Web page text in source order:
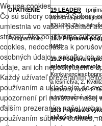
OPATRENIE 19 LEADER
ktoré má právnu
83/1990 Zb. o
Podopatrenie: 19.1 Prípravná
MAS
19.2 Podpora
miestneho
a lesníctva; 2.
cestovný ruch; 4.
a informačné akcie
19.3 Príprava a
akčných skupín –
We use cookies
Čo sú súbory cookie? Súbory
umiestnia vo vašom počítači
stránky. Ako používame
cookies, nedochádza k
osobných údajov, nakoľko ich
údaje, ani ich neposkytujeme
Každý užívateľ prezeraním
používaním a ukladaním do
upozornení pri návšteve našej
ďalším prezeraním našej
používaním súborov cookies,